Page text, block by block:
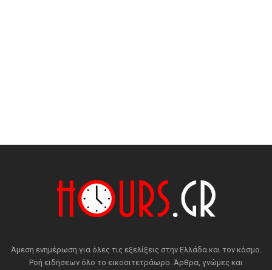
Άμεση ενημέρωση για όλες τις εξελίξεις στην Ελλάδα και τον κόσμο.
Ροή ειδήσεων όλο το εικοσιτετράωρο. Άρθρα, γνώμες και